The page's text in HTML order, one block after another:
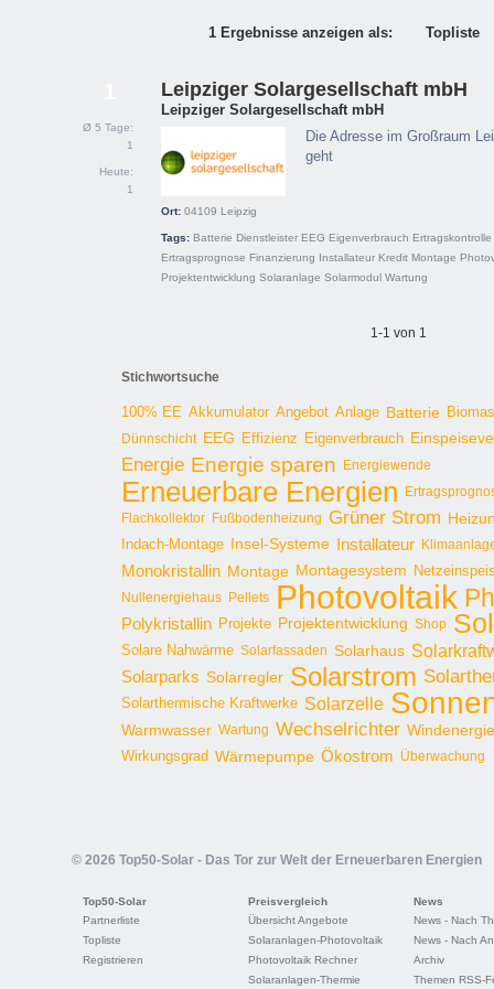
1 Ergebnisse anzeigen als: Topliste
Ø 5 Tage:
1
Heute:
1
Leipziger Solargesellschaft mbH
Leipziger Solargesellschaft mbH
Die Adresse im Großraum
geht
Ort: 04109 Leipzig
Tags: Batterie Dienstleister EEG Eigenverbrauch Ertragskontrolle
Ertragsprognose Finanzierung Installateur Kredit Montage
Projektentwicklung Solaranlage Solarmodul Wartung
1-1 von 1
Stichwortsuche
100% EE Akkumulator Angebot Anlage Batterie
Dünnschicht EEG Effizienz Eigenverbrauch
Energie Energie sparen Energiewende
Erneuerbare Energien
Flachkollektor Fußbodenheizung Grüner Strom
Indach-Montage Insel-Systeme Installateur
Monokristallin Montage Montagesystem
Nullenergiehaus Pellets Photovoltaik
Polykristallin Projekte Projektentwicklung Shop
Solare Nahwärme Solarfassaden Solarhaus
Solarparks Solarregler Solarstrom
Solarthermische Kraftwerke Solarzelle
Warmwasser Wartung Wechselrichter Windenergie
Wirkungsgrad Wärmepumpe Ökostrom Überwachung
© 2026 Top50-Solar - Das Tor zur Welt der Erneuerbaren Energien
Top50-Solar
Partnerliste
Topliste
Registrieren
Preisvergleich
Übersicht Angebote
Solaranlagen-Photovoltaik
Photovoltaik Rechner
Solaranlagen-Thermie
News
News - Nach
News - Nach
Archiv
Themen RSS-